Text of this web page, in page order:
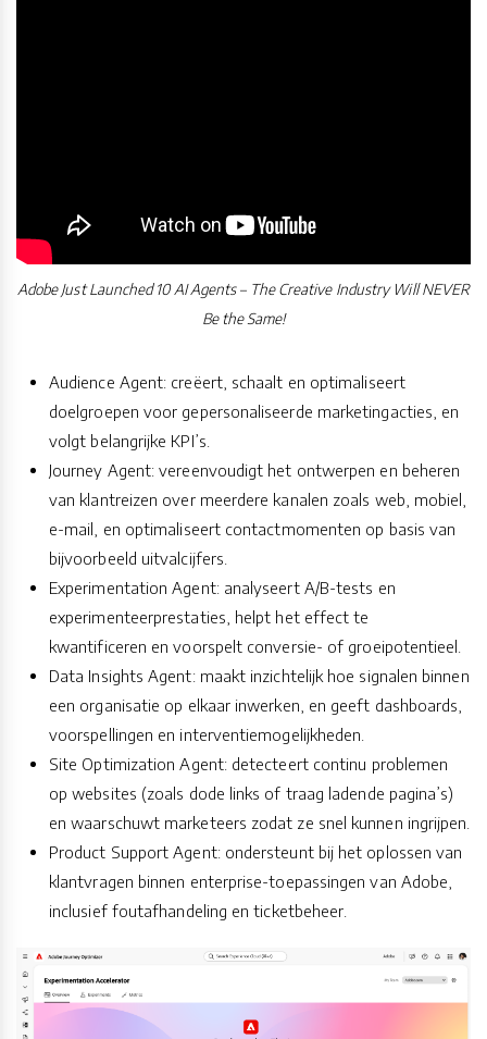
Adobe Just Launched 10 AI Agents – The Creative Industry Will NEVER
Be the Same!
Audience Agent: creëert, schaalt en optimaliseert
doelgroepen voor gepersonaliseerde marketingacties, en
volgt belangrijke KPI’s.
Journey Agent: vereenvoudigt het ontwerpen en beheren
van klantreizen over meerdere kanalen zoals web, mobiel,
e-mail, en optimaliseert contactmomenten op basis van
bijvoorbeeld uitvalcijfers.
Experimentation Agent: analyseert A/B-tests en
experimenteerprestaties, helpt het effect te
kwantificeren en voorspelt conversie- of groeipotentieel.
Data Insights Agent: maakt inzichtelijk hoe signalen binnen
een organisatie op elkaar inwerken, en geeft dashboards,
voorspellingen en interventiemogelijkheden.
Site Optimization Agent: detecteert continu problemen
op websites (zoals dode links of traag ladende pagina’s)
en waarschuwt marketeers zodat ze snel kunnen ingrijpen.
Product Support Agent: ondersteunt bij het oplossen van
klantvragen binnen enterprise-toepassingen van Adobe,
inclusief foutafhandeling en ticketbeheer.